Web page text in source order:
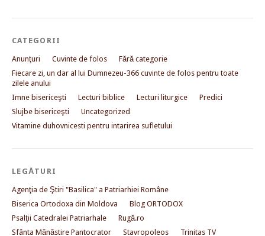
CATEGORII
Anunţuri Cuvinte de folos
Fără categorie
Fiecare zi, un dar al lui Dumnezeu-366 cuvinte de folos pentru toate
zilele anului
Imne bisericeşti
Lecturi biblice Lecturi liturgice
Predici
Slujbe bisericeşti
Uncategorized
Vitamine duhovnicesti pentru intarirea sufletului
LEGĂTURI
Agenţia de Ştiri "Basilica" a Patriarhiei Române
Biserica Ortodoxa din Moldova
Blog ORTODOX
Psalţii Catedralei Patriarhale
Rugă.ro
Sfânta Mănăstire Pantocrator
Stavropoleos
Trinitas TV